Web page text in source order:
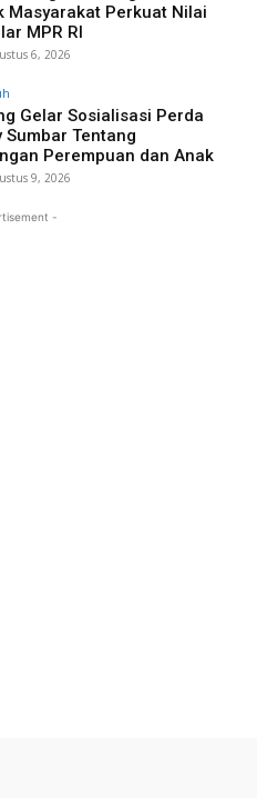
Masyarakat Perkuat Nilai
MPR RI
6, 2026
Gelar Sosialisasi Perda
Sumbar Tentang
Perempuan dan Anak
9, 2026
-